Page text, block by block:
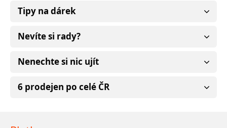
Tipy na dárek
Nevíte si rady?
Nenechte si nic ujít
6 prodejen po celé ČR